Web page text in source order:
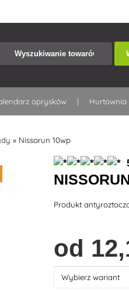
oprysków Hurtownia
» Nissorun 10wp
Produkt
od 12